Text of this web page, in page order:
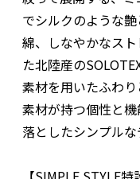
でシルクのような
綿、しなやかなス
た北陸産の
素材を用いたふわ
素材が持つ個性と
落としたシンプルな